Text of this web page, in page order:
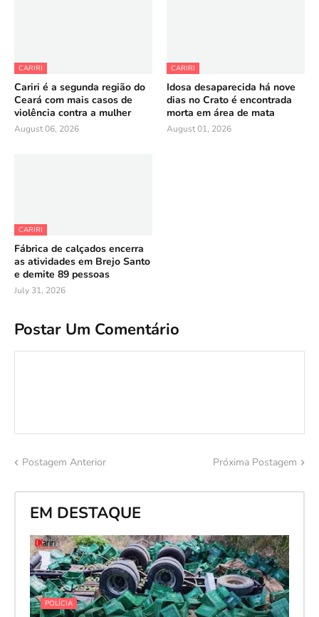
CARIRI
Cariri é a segunda região do
Ceará com mais casos de
violência contra a mulher
August 06, 2026
CARIRI
Idosa desaparecida há nove
dias no Crato é encontrada
morta em área de mata
August 01, 2026
CARIRI
Fábrica de calçados encerra
as atividades em Brejo Santo
e demite 89 pessoas
July 31, 2026
Postar Um Comentário
Postagem Anterior Próxima Postagem
EM DESTAQUE
POLÍCIA